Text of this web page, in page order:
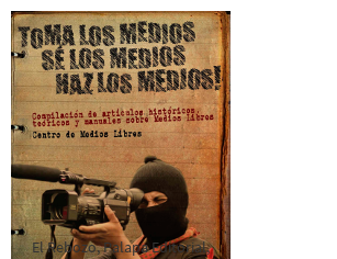
El Rebozo, Palapa Editorial,